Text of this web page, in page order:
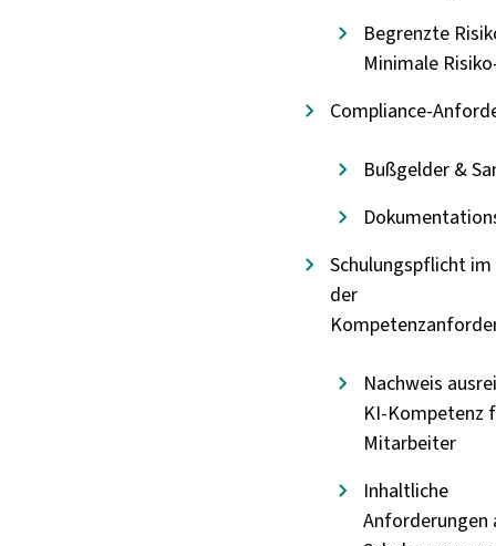
Begrenzte
Minimale
Compliance-
Bußgelder &
Schulungspflicht im
der
Nachweis
KI-Kompetenz
Mitarbeiter
Inhaltliche
Anforderungen